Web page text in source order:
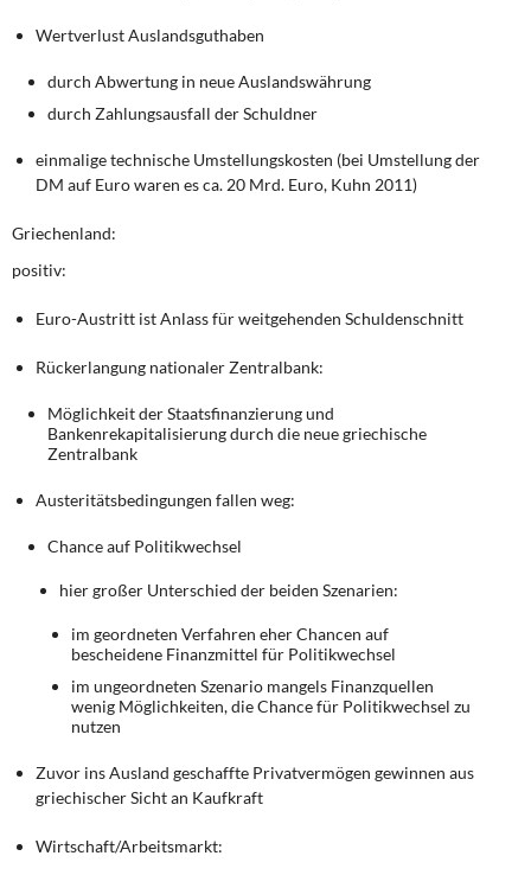
Wertverlust Auslandsguthaben
durch Abwertung in neue Auslandswährung
durch Zahlungsausfall der Schuldner
einmalige technische Umstellungskosten (bei Umstellung der
DM auf Euro waren es ca. 20 Mrd. Euro, Kuhn 2011)
Griechenland:
positiv:
Euro-Austritt ist Anlass für weitgehenden Schuldenschnitt
Rückerlangung nationaler Zentralbank:
Möglichkeit der Staatsfinanzierung und
Bankenrekapitalisierung durch die neue griechische
Zentralbank
Austeritätsbedingungen fallen weg:
Chance auf Politikwechsel
hier großer Unterschied der beiden Szenarien:
im geordneten Verfahren eher Chancen auf
bescheidene Finanzmittel für Politikwechsel
im ungeordneten Szenario mangels Finanzquellen
wenig Möglichkeiten, die Chance für Politikwechsel zu
nutzen
Zuvor ins Ausland geschaffte Privatvermögen gewinnen aus
griechischer Sicht an Kaufkraft
Wirtschaft/Arbeitsmarkt: